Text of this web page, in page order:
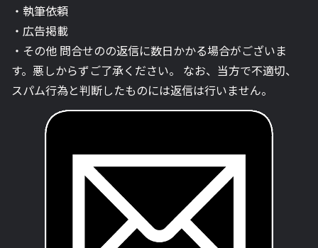
・執筆依頼
・広告掲載
・その他 問合せのの返信に数日かかる場合がございま
す。悪しからずご了承ください。 なお、当方で不適切、
スパム行為と判断したものには返信は行いません。